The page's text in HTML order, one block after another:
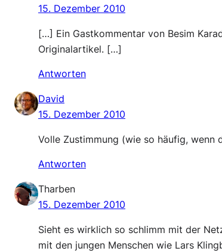
15. Dezember 2010
[…] Ein Gastkommentar von Besim
Originalartikel. […]
Antworten
David
15. Dezember 2010
Volle Zustimmung (wie so häufig, wenn
Antworten
Tharben
15. Dezember 2010
Sieht es wirklich so schlimm mit der
mit den jungen Menschen wie Lars